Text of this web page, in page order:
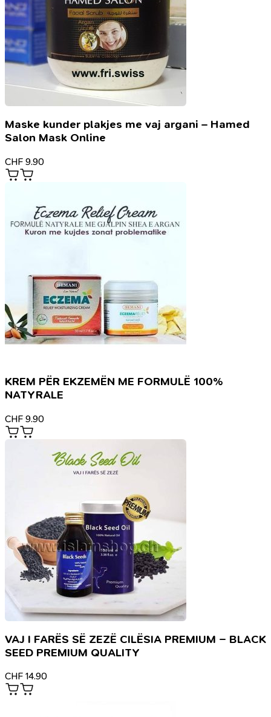
Maske kunder plakjes me vaj argani – Hamed
Salon Mask Online
CHF 9.90
KREM PËR EKZEMËN ME FORMULË 100%
NATYRALE
CHF 9.90
VAJ I FARËS SË ZEZË CILËSIA PREMIUM – BLACK
SEED PREMIUM QUALITY
CHF 14.90